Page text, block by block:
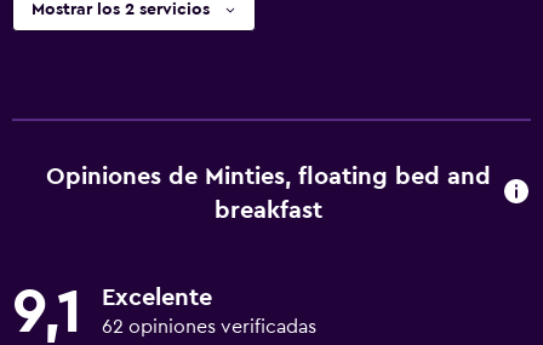
Mostrar los 2 servicios
Opiniones de Minties, floating bed and
breakfast
9,1 Excelente
62 opiniones verificadas